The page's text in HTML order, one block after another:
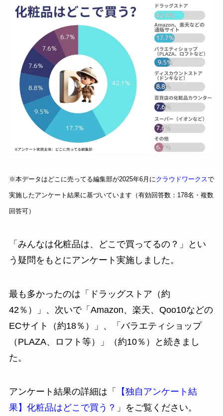
※本データはどこに売ってる編集部が2025年6月にクラウドワークスで
実施したアンケート結果に基づいています（有効回答数：178名・複数
回答可）
「みんなは化粧品は、どこで買ってるの？」とい
う疑問をもとにアンケート実施しました。
最も多かったのは「ドラッグストア（約
42％）」、次いで「Amazon、楽天、Qoo10などの
ECサイト（約18％）」、「バラエティショップ
（PLAZA、ロフト等）」（約10％）と続きまし
た。
アンケート結果の詳細は「
【独自アンケート結
果】化粧品はどこで買う？ 」をご覧ください。